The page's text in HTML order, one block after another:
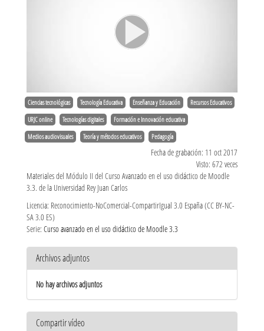
Ciencias tecnológicas Tecnología Educativa Enseñanza y Educación Recursos Educativos
URJC online Tecnologías digitales Formación e Innovación educativa
Medios audiovisuales Teoría y métodos educativos Pedagogía
Fecha de grabación: 11 oct 2017
Visto: 672 veces
Materiales del Módulo II del Curso Avanzado en el uso didáctico de Moodle
3.3. de la Universidad Rey Juan Carlos
Licencia: Reconocimiento-NoComercial-CompartirIgual 3.0 España (CC BY-NC-
SA 3.0 ES)
Serie: Curso avanzado en el uso didáctico de Moodle 3.3
Archivos adjuntos
No hay archivos adjuntos
Compartir vídeo